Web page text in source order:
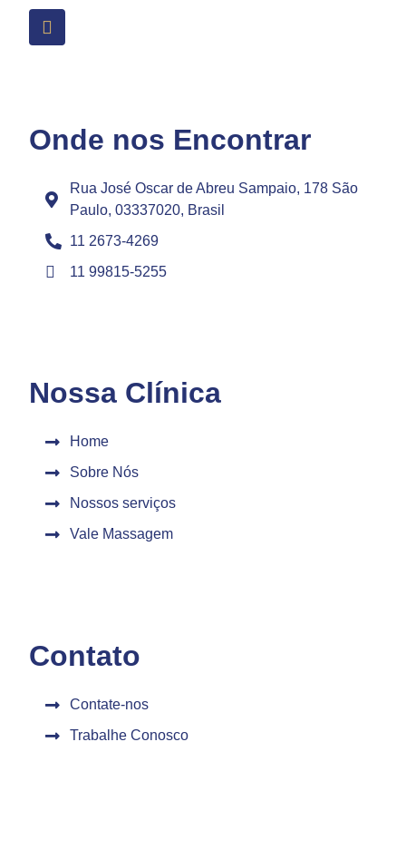
Onde nos Encontrar
Rua José Oscar de Abreu Sampaio, 178 São
Paulo, 03337020, Brasil
11 2673-4269
11 99815-5255
Nossa Clínica
Home
Sobre Nós
Nossos serviços
Vale Massagem
Contato
Contate-nos
Trabalhe Conosco